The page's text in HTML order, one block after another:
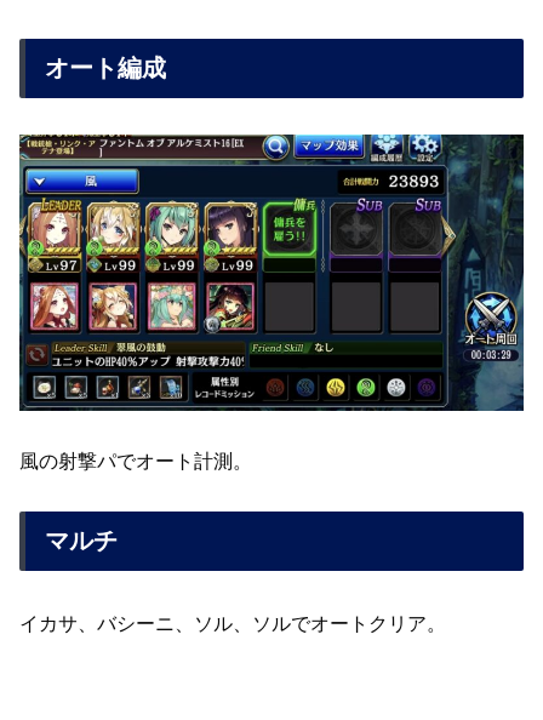
オート編成
風の射撃パでオート計測。
マルチ
イカサ、バシーニ、ソル、ソルでオートクリア。